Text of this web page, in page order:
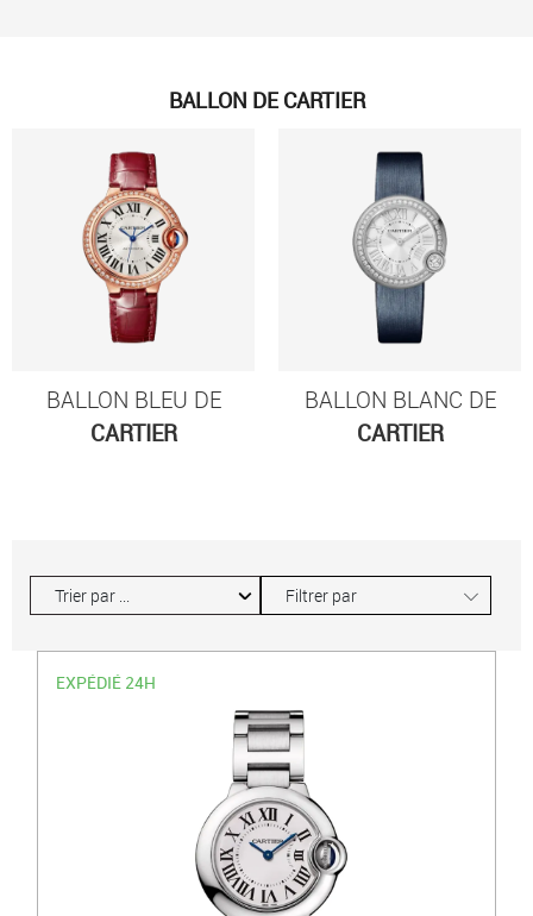
BALLON DE CARTIER
BALLON BLEU DE
CARTIER
BALLON BLANC DE
CARTIER
Filtrer par ∟
EXPÉDIÉ 24H